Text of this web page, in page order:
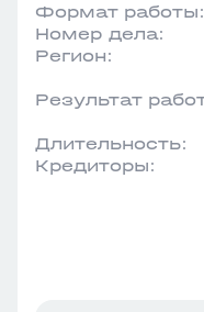
Формат работы:
Номер дела:
Регион:
Результат
Длительность:
Кредиторы: